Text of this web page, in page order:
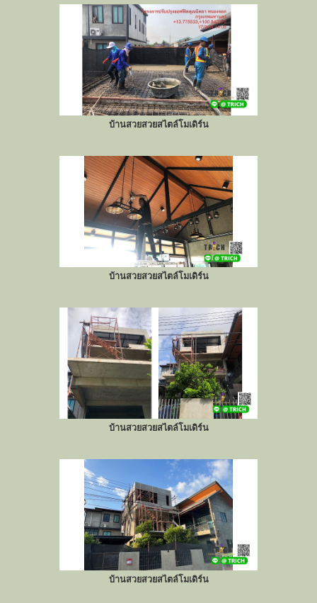
บ้านสวยสวยสไตล์โมเดิร์น
บ้านสวยสวยสไตล์โมเดิร์น
บ้านสวยสวยสไตล์โมเดิร์น
บ้านสวยสวยสไตล์โมเดิร์น